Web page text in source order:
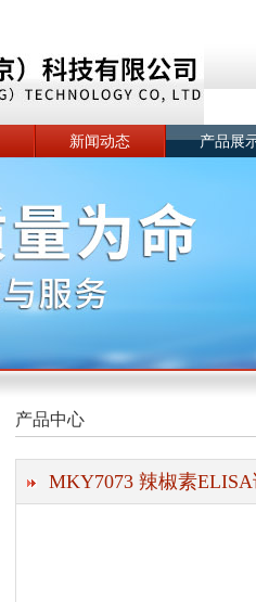
新闻动态 产品展
产品中心
MKY7073 辣椒素